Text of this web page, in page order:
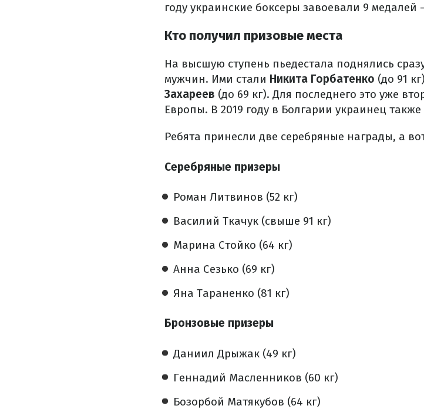
году украинские боксеры завоевали 9 медалей
Кто получил призовые места
На высшую ступень пьедестала поднялись
мужчин. Ими стали Никита Горбатенко (до 91
Захареев (до 69 кг). Для последнего это уже
Европы. В 2019 году в Болгарии украинец
Ребята принесли две серебряные награды, а
Серебряные призеры
Роман Литвинов (52 кг)
Василий Ткачук (свыше 91 кг)
Марина Стойко (64 кг)
Анна Сезько (69 кг)
Яна Тараненко (81 кг)
Бронзовые призеры
Даниил Дрыжак (49 кг)
Геннадий Масленников (60 кг)
Бозорбой Матякубов (64 кг)